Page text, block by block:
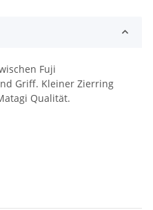
Fuji
Griff. Kleiner Zierring
Qualität.